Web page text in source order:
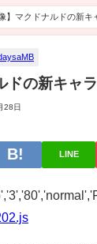
像】マクドナルドの新
ドの新キャ
28日
LINE